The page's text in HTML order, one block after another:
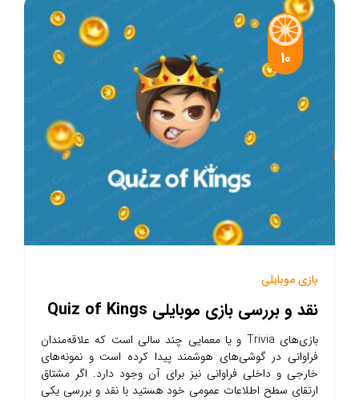
10
بازی موبایلی
نقد و بررسی بازی موبایلی Quiz of Kings
بازی‌های Trivia و یا معمایی چند سالی است که علاقه‌مندان
فراوانی در گوشی‌های هوشمند پیدا کرده است و نمونه‌های
خارجی و داخلی فراوانی نیز برای آن وجود دارد. اگر مشتاق
ارتقای سطح اطلاعات عمومی خود هستید با نقد و بررسی یکی